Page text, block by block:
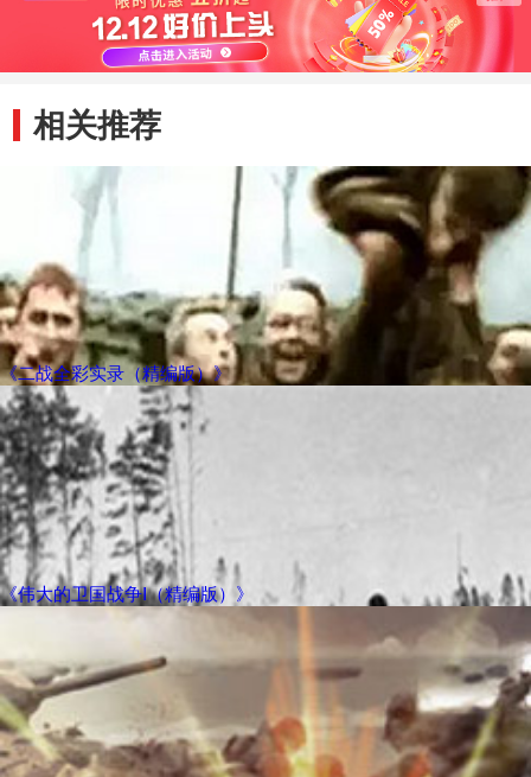
相关推荐
《二战全彩实录（精编版）》
《伟大的卫国战争Ⅰ（精编版）》